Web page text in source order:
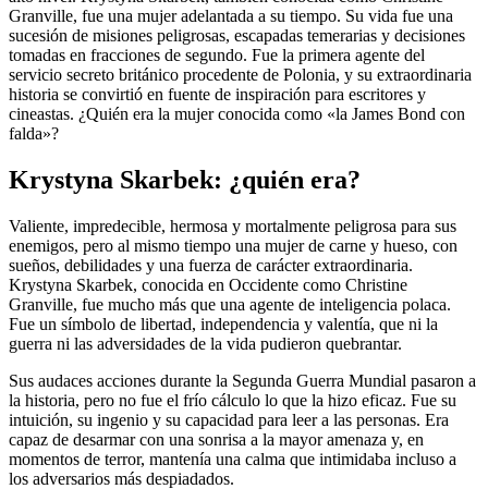
Granville, fue una mujer adelantada a su tiempo. Su vida fue una
sucesión de misiones peligrosas, escapadas temerarias y decisiones
tomadas en fracciones de segundo. Fue la primera agente del
servicio secreto británico procedente de Polonia, y su extraordinaria
historia se convirtió en fuente de inspiración para escritores y
cineastas. ¿Quién era la mujer conocida como «la James Bond con
falda»?
Krystyna Skarbek: ¿quién era?
Valiente, impredecible, hermosa y mortalmente peligrosa para sus
enemigos, pero al mismo tiempo una mujer de carne y hueso, con
sueños, debilidades y una fuerza de carácter extraordinaria.
Krystyna Skarbek, conocida en Occidente como Christine
Granville, fue mucho más que una agente de inteligencia polaca.
Fue un símbolo de libertad, independencia y valentía, que ni la
guerra ni las adversidades de la vida pudieron quebrantar.
Sus audaces acciones durante la Segunda Guerra Mundial pasaron a
la historia, pero no fue el frío cálculo lo que la hizo eficaz. Fue su
intuición, su ingenio y su capacidad para leer a las personas. Era
capaz de desarmar con una sonrisa a la mayor amenaza y, en
momentos de terror, mantenía una calma que intimidaba incluso a
los adversarios más despiadados.